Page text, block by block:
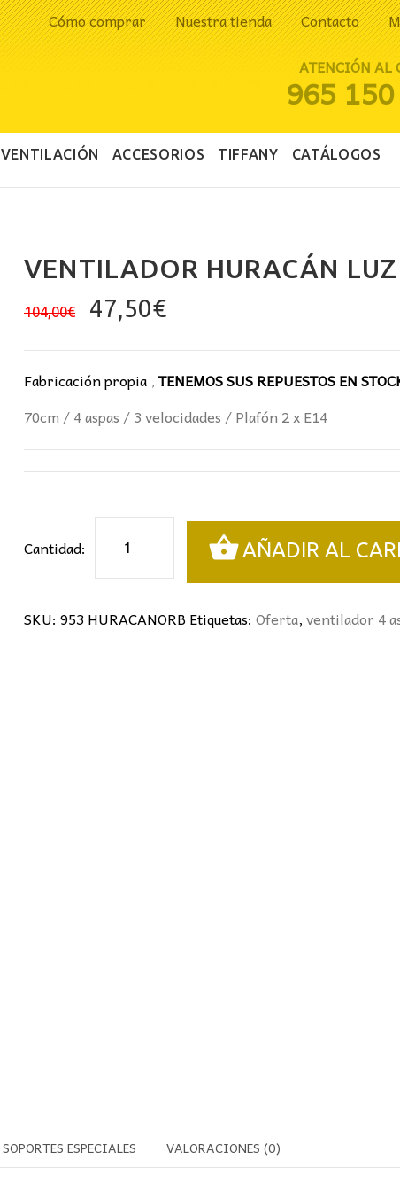
Cómo comprar Nuestra tienda Contacto
ATENCIÓN AL
965
VENTILACIÓN ACCESORIOS TIFFANY CATÁLOGOS
VENTILADOR HURACÁN LUZ
104,00€
El
original
era:
104,00€.
47,50€El
actual
es:
47,50€.
Fabricación propia ,TENEMOS SUS REPUESTOS EN
70cm / 4 aspas / 3 velocidades / Plafón 2 x E14
Cantidad:
Huracán
LUZ
cantidad
AÑADIR AL
SKU: 953 HURACANORBEtiquetas: Oferta,ventilador 4
SOPORTES ESPECIALES VALORACIONES (0)